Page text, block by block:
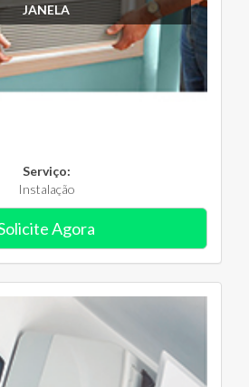
JANELA
Serviço:
Instalação
Agora